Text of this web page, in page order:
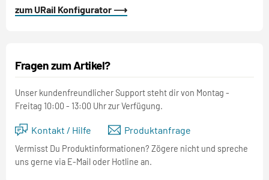
zum URail Konfigurator ⟶
Fragen zum Artikel?
Unser kundenfreundlicher Support steht dir von Montag -
Freitag 10:00 - 13:00 Uhr zur Verfügung.
Kontakt / Hilfe Produktanfrage
Vermisst Du Produktinformationen? Zögere nicht und spreche
uns gerne via E-Mail oder Hotline an.